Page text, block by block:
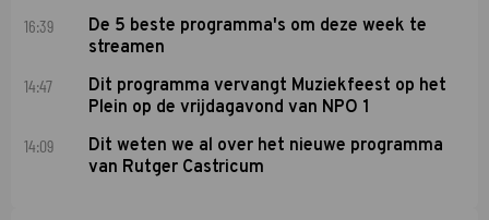
16:39
De 5 beste programma's om deze week te
streamen
14:47
Dit programma vervangt Muziekfeest op het
Plein op de vrijdagavond van NPO 1
14:09
Dit weten we al over het nieuwe programma
van Rutger Castricum